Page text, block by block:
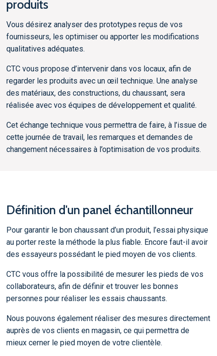
produits
Vous désirez analyser des prototypes reçus de vos
fournisseurs, les optimiser ou apporter les modifications
qualitatives adéquates.
CTC vous propose d’intervenir dans vos locaux, afin de
regarder les produits avec un œil technique. Une analyse
des matériaux, des constructions, du chaussant, sera
réalisée avec vos équipes de développement et qualité.
Cet échange technique vous permettra de faire, à l’issue de
cette journée de travail, les remarques et demandes de
changement nécessaires à l’optimisation de vos produits.
Définition d'un panel échantillonneur
Pour garantir le bon chaussant d’un produit, l’essai physique
au porter reste la méthode la plus fiable. Encore faut-il avoir
des essayeurs possédant le pied moyen de vos clients.
CTC vous offre la possibilité de mesurer les pieds de vos
collaborateurs, afin de définir et trouver les bonnes
personnes pour réaliser les essais chaussants.
Nous pouvons également réaliser des mesures directement
auprès de vos clients en magasin, ce qui permettra de
mieux cerner le pied moyen de votre clientèle.